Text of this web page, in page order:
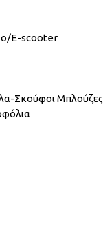
E-scooter
Σκούφοι Μπλούζες